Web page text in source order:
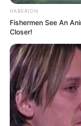
HABERION
Fishermen See An
Closer!